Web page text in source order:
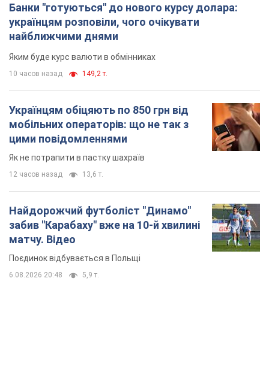
Банки "готуються" до нового курсу долара:
українцям розповіли, чого очікувати
найближчими днями
Яким буде курс валюти в обмінниках
10 часов назад 149,2 т.
Українцям обіцяють по 850 грн від
мобільних операторів: що не так з
цими повідомленнями
Як не потрапити в пастку шахраїв
12 часов назад 13,6 т.
Найдорожчий футболіст "Динамо"
забив "Карабаху" вже на 10-й хвилині
матчу. Відео
Поєдинок відбувається в Польщі
6.08.2026 20:48 5,9 т.